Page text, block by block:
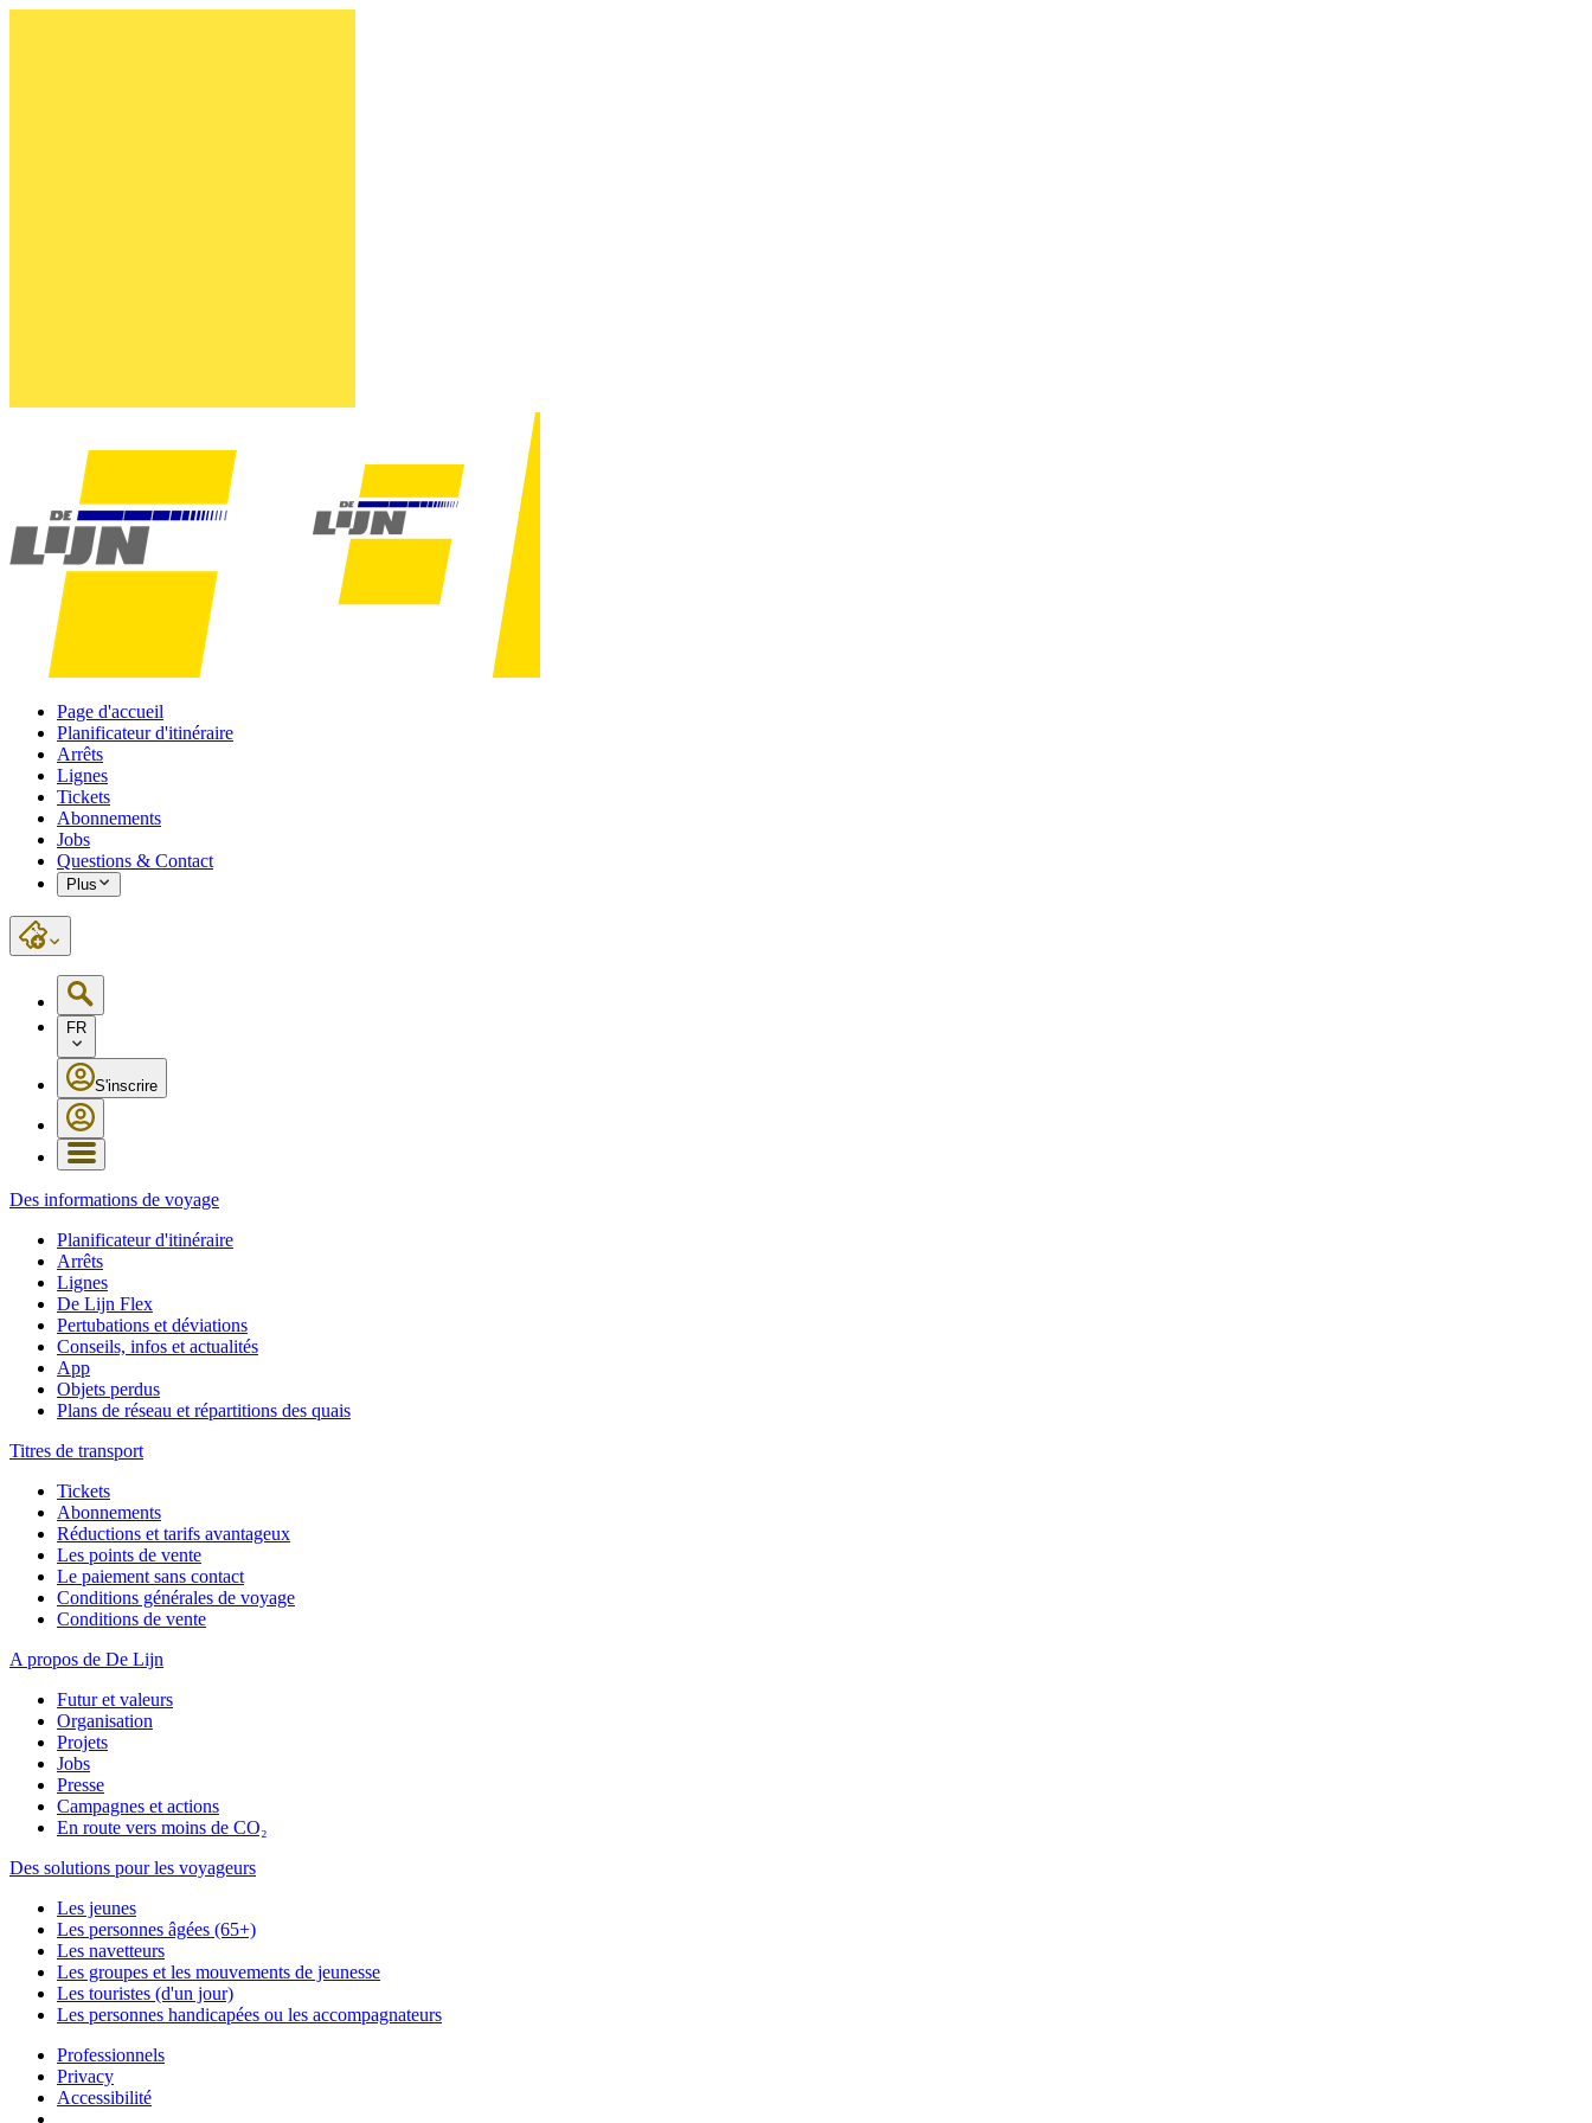
Page d'accueil
Planificateur d'itinéraire
Arrêts
Lignes
Tickets
Abonnements
Jobs
Questions & Contact
Plus
FR
S'inscrire
Des informations de voyage
Planificateur d'itinéraire
Arrêts
Lignes
De Lijn Flex
Pertubations et déviations
Conseils, infos et actualités
App
Objets perdus
Plans de réseau et répartitions des quais
Titres de transport
Tickets
Abonnements
Réductions et tarifs avantageux
Les points de vente
Le paiement sans contact
Conditions générales de voyage
Conditions de vente
A propos de De Lijn
Futur et valeurs
Organisation
Projets
Jobs
Presse
Campagnes et actions
En route vers moins de CO₂
Des solutions pour les voyageurs
Les jeunes
Les personnes âgées (65+)
Les navetteurs
Les groupes et les mouvements de jeunesse
Les touristes (d'un jour)
Les personnes handicapées ou les accompagnateurs
Professionnels
Privacy
Accessibilité